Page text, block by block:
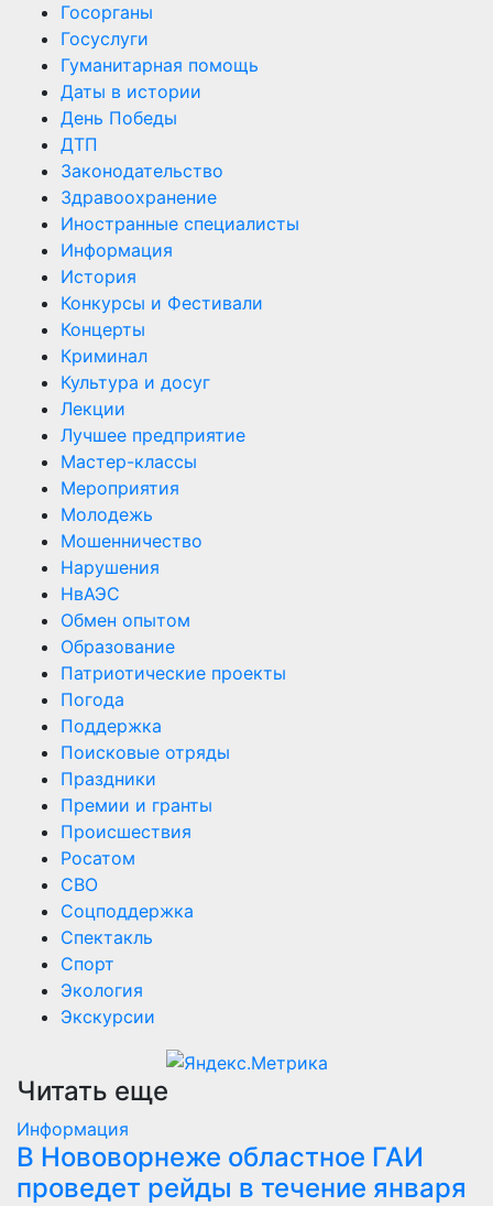
Госорганы
Госуслуги
Гуманитарная помощь
Даты в истории
День Победы
ДТП
Законодательство
Здравоохранение
Иностранные специалисты
Информация
История
Конкурсы и Фестивали
Концерты
Криминал
Культура и досуг
Лекции
Лучшее предприятие
Мастер-классы
Мероприятия
Молодежь
Мошенничество
Нарушения
НвАЭС
Обмен опытом
Образование
Патриотические проекты
Погода
Поддержка
Поисковые отряды
Праздники
Премии и гранты
Происшествия
Росатом
СВО
Соцподдержка
Спектакль
Спорт
Экология
Экскурсии
Читать еще
Информация
В Нововорнеже областное ГАИ
проведет рейды в течение января